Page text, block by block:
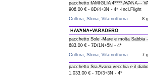
pacchetto fAMIGLIA 4**** AVANA---
906.00 € - 8D/4+3N - 4* -Incl.Flight
Cultura, Storia, Vita notturna.
8
HAVANA+VARADERO
pacchetto Sole -Mare e molta Sabbia
683.00 € - 7D/1N+5N - 4*
Cultura, Storia, Vita notturna.
7
pacchetto Sra Avana vecchia e il
1,033.00 € - 7D/3+3N - 4*